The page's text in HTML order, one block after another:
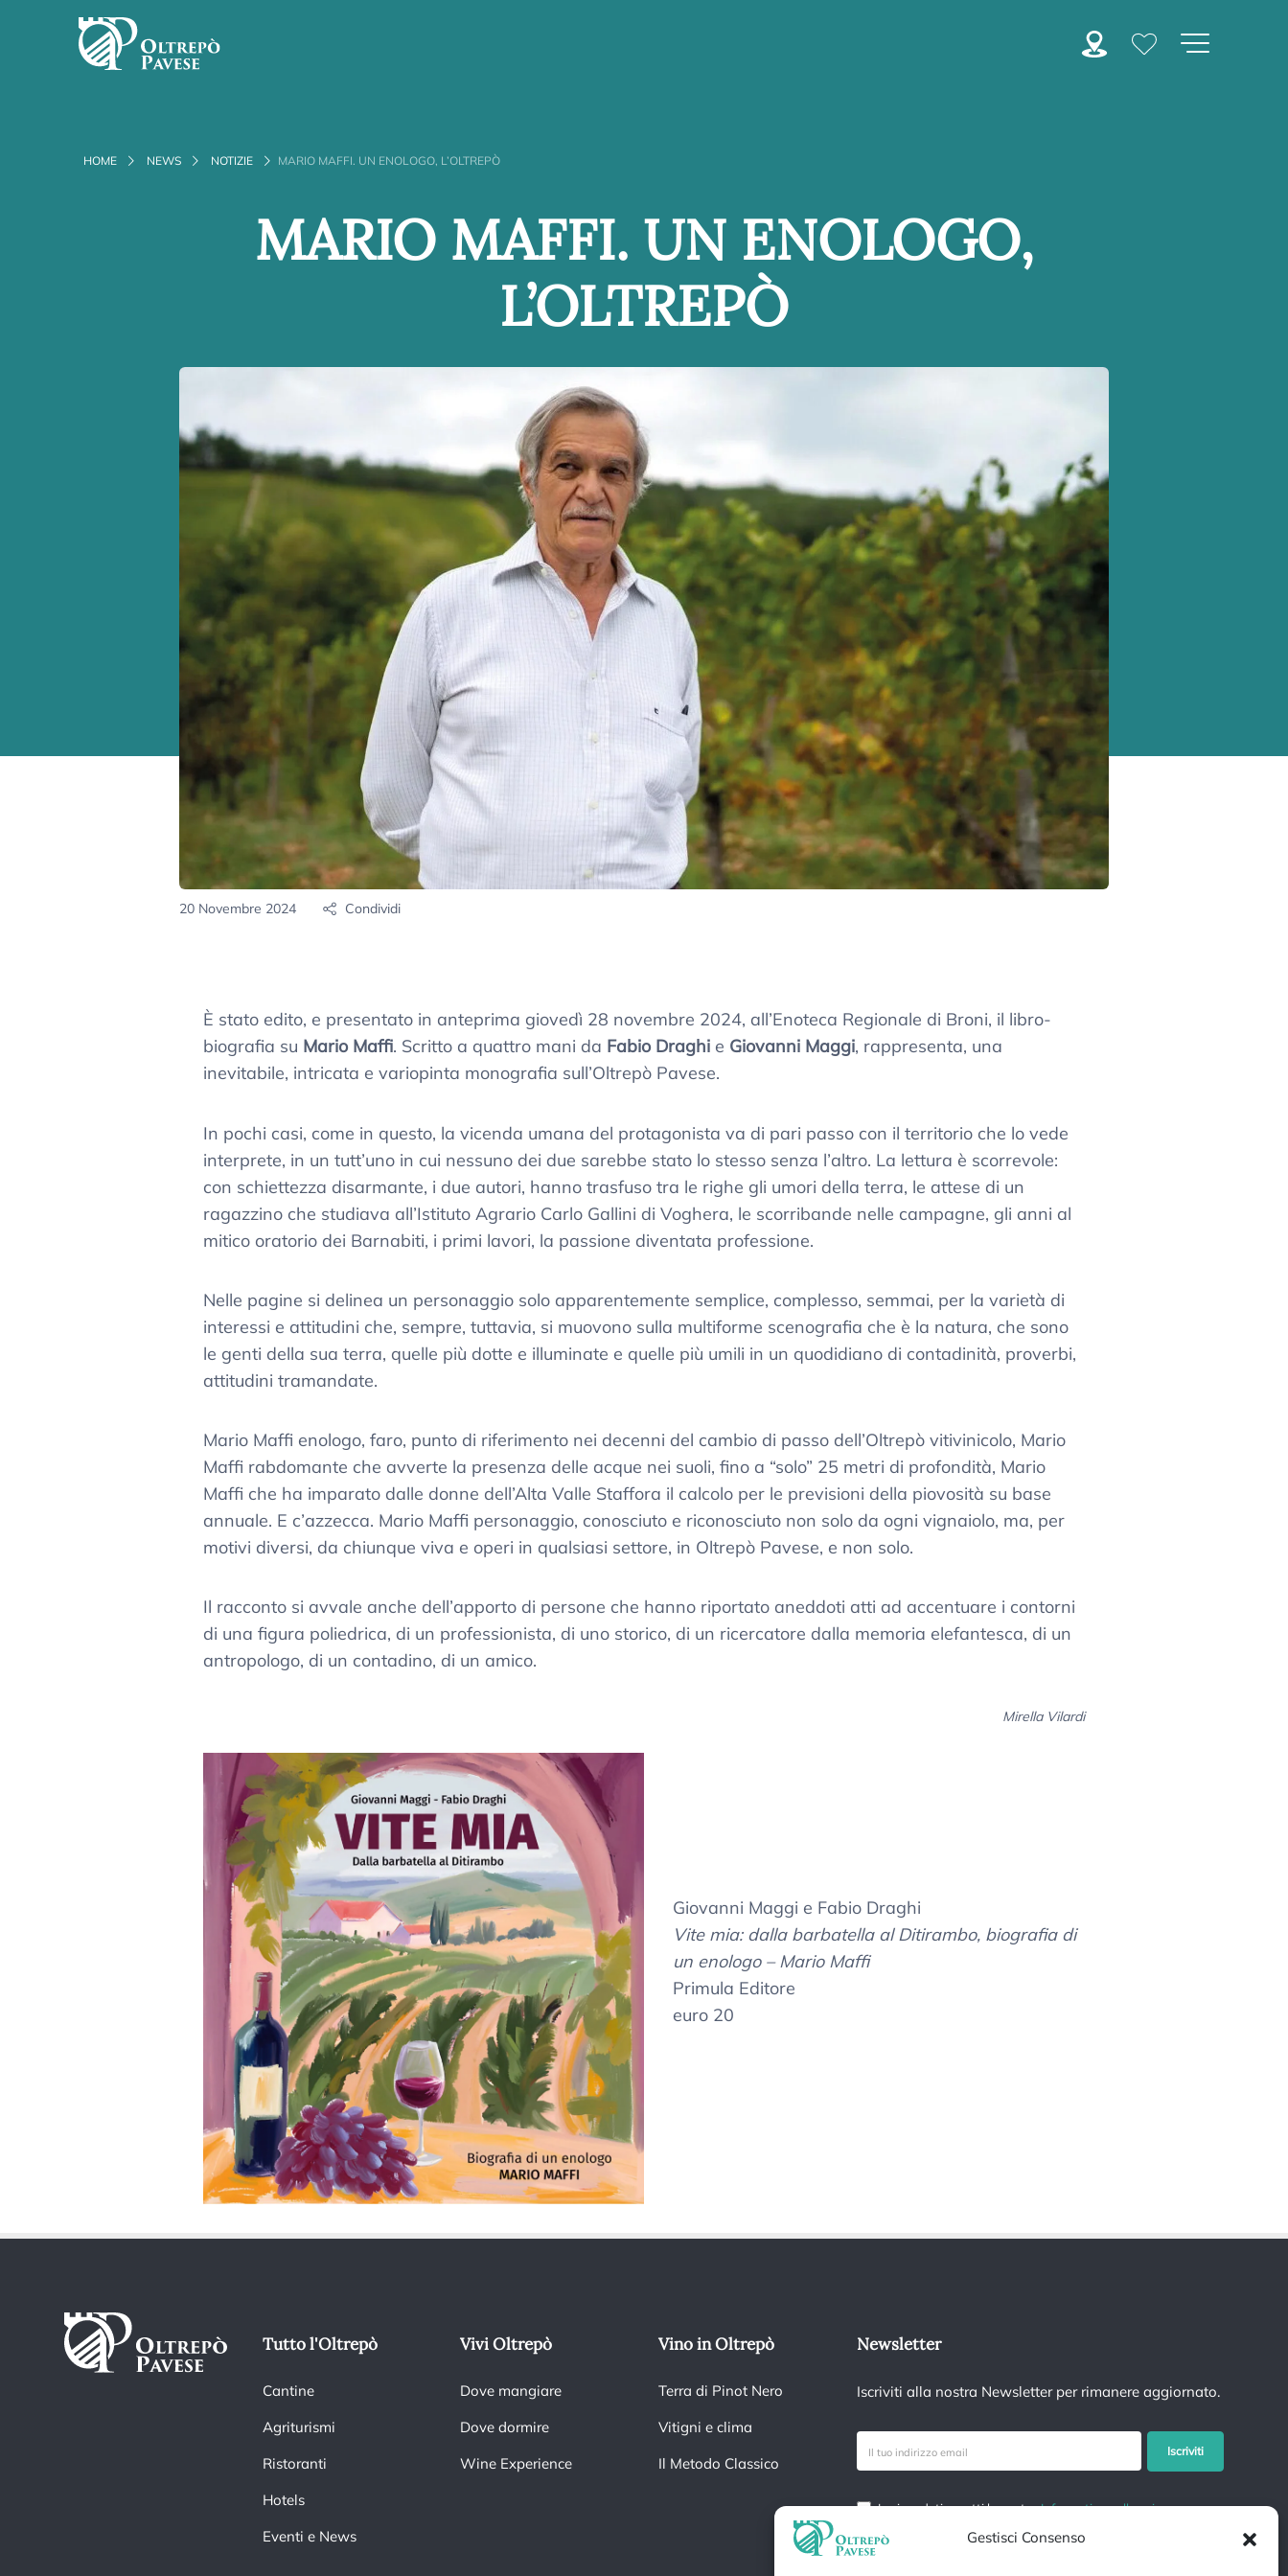
Gestisci Consenso
HOME NEWS NOTIZIE MARIO MAFFI. UN ENOLOGO, L’OLTREPÒ
MARIO MAFFI. UN ENOLOGO,
L’OLTREPÒ
20 Novembre 2024 Condividi
È stato edito, e presentato in anteprima giovedì 28 novembre 2024, all’Enoteca Regionale di Broni, il libro-
biografia su Mario Maffi. Scritto a quattro mani da Fabio Draghi e Giovanni Maggi, rappresenta, una
inevitabile, intricata e variopinta monografia sull’Oltrepò Pavese.
In pochi casi, come in questo, la vicenda umana del protagonista va di pari passo con il territorio che lo vede
interprete, in un tutt’uno in cui nessuno dei due sarebbe stato lo stesso senza l’altro. La lettura è scorrevole:
con schiettezza disarmante, i due autori, hanno trasfuso tra le righe gli umori della terra, le attese di un
ragazzino che studiava all’Istituto Agrario Carlo Gallini di Voghera, le scorribande nelle campagne, gli anni al
mitico oratorio dei Barnabiti, i primi lavori, la passione diventata professione.
Nelle pagine si delinea un personaggio solo apparentemente semplice, complesso, semmai, per la varietà di
interessi e attitudini che, sempre, tuttavia, si muovono sulla multiforme scenografia che è la natura, che sono
le genti della sua terra, quelle più dotte e illuminate e quelle più umili in un quodidiano di contadinità, proverbi,
attitudini tramandate.
Mario Maffi enologo, faro, punto di riferimento nei decenni del cambio di passo dell’Oltrepò vitivinicolo, Mario
Maffi rabdomante che avverte la presenza delle acque nei suoli, fino a “solo” 25 metri di profondità, Mario
Maffi che ha imparato dalle donne dell’Alta Valle Staffora il calcolo per le previsioni della piovosità su base
annuale. E c’azzecca. Mario Maffi personaggio, conosciuto e riconosciuto non solo da ogni vignaiolo, ma, per
motivi diversi, da chiunque viva e operi in qualsiasi settore, in Oltrepò Pavese, e non solo.
Il racconto si avvale anche dell’apporto di persone che hanno riportato aneddoti atti ad accentuare i contorni
di una figura poliedrica, di un professionista, di uno storico, di un ricercatore dalla memoria elefantesca, di un
antropologo, di un contadino, di un amico.
Mirella Vilardi
Giovanni Maggi e Fabio Draghi
Vite mia: dalla barbatella al Ditirambo, biografia di
un enologo – Mario Maffi
Primula Editore
euro 20
Tutto l'Oltrepò
Cantine
Agriturismi
Ristoranti
Hotels
Eventi e News
Vivi Oltrepò
Dove mangiare
Dove dormire
Wine Experience
Vino in Oltrepò
Terra di Pinot Nero
Vitigni e clima
Il Metodo Classico
Newsletter
Iscriviti alla nostra Newsletter per rimanere aggiornato.
Iscrivendoti accetti la nostraInformativa sulla privacye
azienda.